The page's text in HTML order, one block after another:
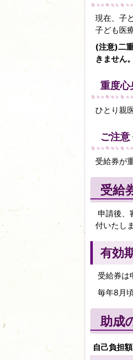
現在、子
子ども医
(注意)二
きません。
重度心
ひとり親
ご注
受給券が
受給
申請後、
付いたし
有効
受給券は
毎年8月
助成
自己負担